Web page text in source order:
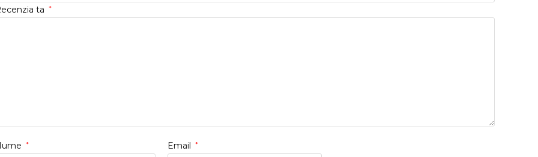
ta *
* Email *